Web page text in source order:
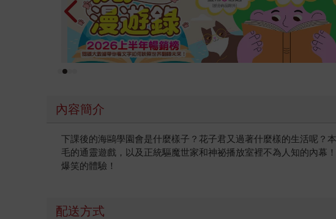
內容簡介
下課後的海鷗學園會是什麼樣子？花子君又過著什麼樣的生活呢？
毛的通靈遊戲，以及正統驅魔世家和神祕播放室裡不為人知的內幕
爆笑的體驗！
配送方式